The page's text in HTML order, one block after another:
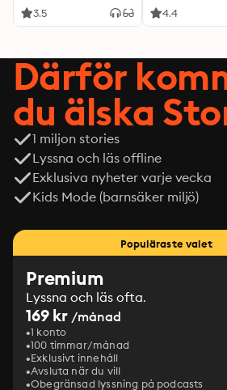
3.5 4.4
Därför
du älska
1 miljon stories
Lyssna och läs offline
Exklusiva nyheter varje vecka
Kids Mode (barnsäker miljö)
Populäraste valet
Premium
Lyssna och läs ofta.
169 kr /månad
1 konto
100 timmar/månad
Exklusivt innehåll
Avsluta när du vill
Obegränsad lyssning på podcasts